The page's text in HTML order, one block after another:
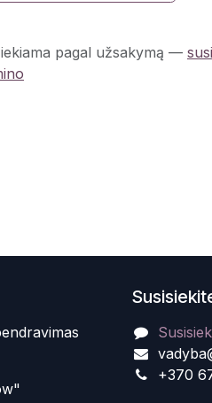
pagal užsakymą —
+370